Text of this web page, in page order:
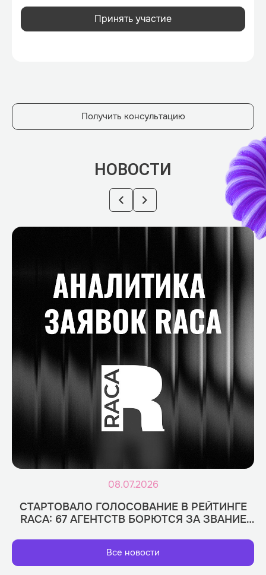
Принять участие
Получить консультацию
НОВОСТИ
08.07.2026
СТАРТОВАЛО ГОЛОСОВАНИЕ В РЕЙТИНГЕ
RACA: 67 АГЕНТСТВ БОРЮТСЯ ЗА ЗВАНИЕ
Все новости